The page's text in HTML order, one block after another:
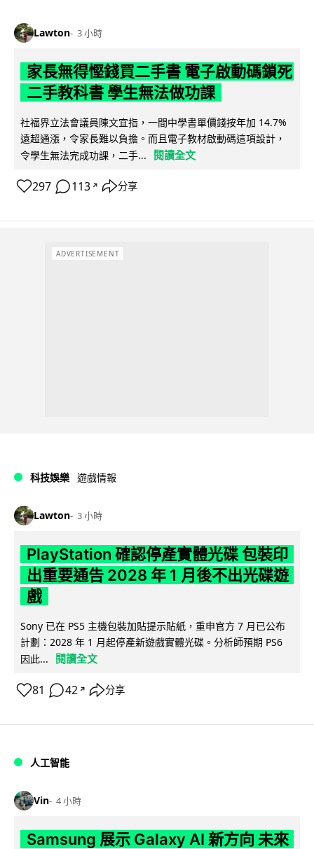
Lawton 3 小時
家長無得慳錢買二手書 電子啟動碼鎖死
二手教科書 學生無法做功課
社福界立法會議員陳文宜指，一間中學書單價錢按年加 14.7%
遠超通漲，令家長難以負擔。而且電子教材啟動碼這項設計，
令學生無法完成功課，二手...
閱讀全文
297 113 ↗ 分享
ADVERTISEMENT
科技娛樂 遊戲情報
Lawton 3 小時
PlayStation 確認停產實體光碟 包裝印
出重要通告 2028 年 1 月後不出光碟遊
戲
Sony 已在 PS5 主機包裝加貼提示貼紙，重申官方 7 月已公布
計劃：2028 年 1 月起停產新遊戲實體光碟。分析師預期 PS6
因此...
閱讀全文
81 42 ↗ 分享
人工智能
Vin 4 小時
Samsung 展示 Galaxy AI 新方向 未來